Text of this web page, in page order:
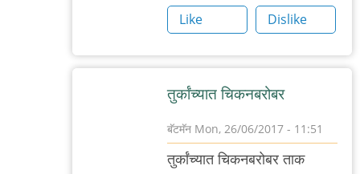
Like
Dislike
तुर्कांच्यात चिक‌न‌ब‌रोब‌र
बॅटमॅन Mon, 26/06/2017 - 11:51
In
तुर्कांच्यात चिक‌न‌ब‌रोब‌र ताक